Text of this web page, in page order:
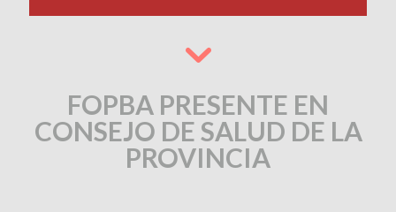
FOPBA PRESENTE EN
CONSEJO DE SALUD DE LA
PROVINCIA